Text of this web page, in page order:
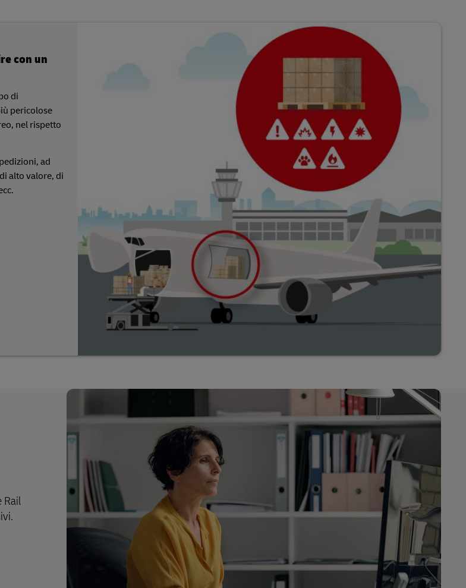
con un
di
pericolose
nel rispetto
ad
alto valore, di
Rail